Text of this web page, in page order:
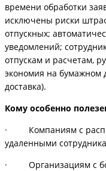
времени обработки
исключены риски
отпускных;
уведомлений;
отпускам и расчетам,
экономия на бумажном
доставка).
Кому особенно
· Компаниям с
удаленными
· Организациям с